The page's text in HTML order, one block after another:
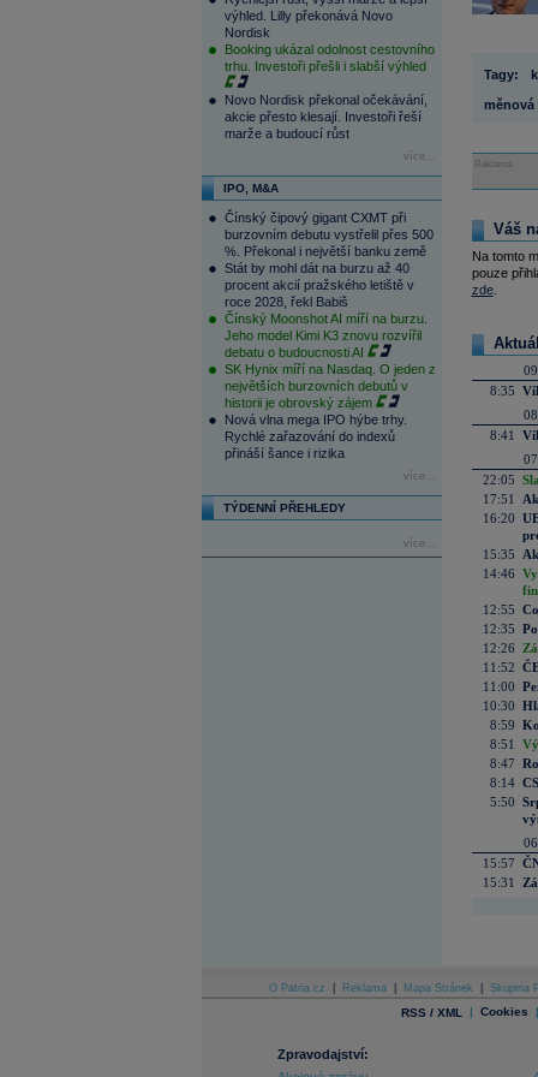
výhled. Lilly překonává Novo
Nordisk
Booking ukázal odolnost cestovního
trhu. Investoři přešli i slabší výhled
Novo Nordisk překonal očekávání,
akcie přesto klesají. Investoři řeší
marže a budoucí růst
více...
IPO, M&A
Čínský čipový gigant CXMT při
burzovním debutu vystřelil přes 500
%. Překonal i největší banku země
Stát by mohl dát na burzu až 40
procent akcií pražského letiště v
roce 2028, řekl Babiš
Čínský Moonshot AI míří na burzu.
Jeho model Kimi K3 znovu rozvířil
debatu o budoucnosti AI
SK Hynix míří na Nasdaq. O jeden z
největších burzovních debutů v
historii je obrovský zájem
Nová vlna mega IPO hýbe trhy.
Rychlé zařazování do indexů
přináší šance i rizika
více...
TÝDENNÍ PŘEHLEDY
více...
Tagy:
Reklama
Váš
Na tomto
pouze
zde.
8:35
8:41
22:05
17:51
16:20
15:35
14:46
12:55
12:35
12:26
11:52
11:00
10:30
8:59
8:51
8:47
8:14
5:50
15:57
15:31
O Patria.cz Reklama Mapa Stránek Skupina
RSS / XML | Cookies |
Zpravodajství: